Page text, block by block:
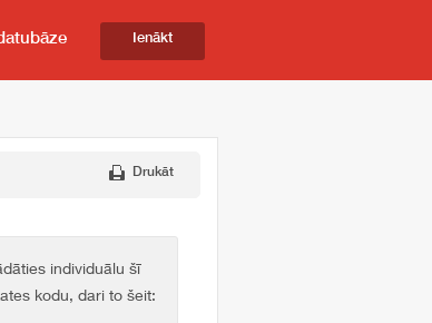
Ienākt
Drukāt
individuālu šī
kodu, dari to šeit: